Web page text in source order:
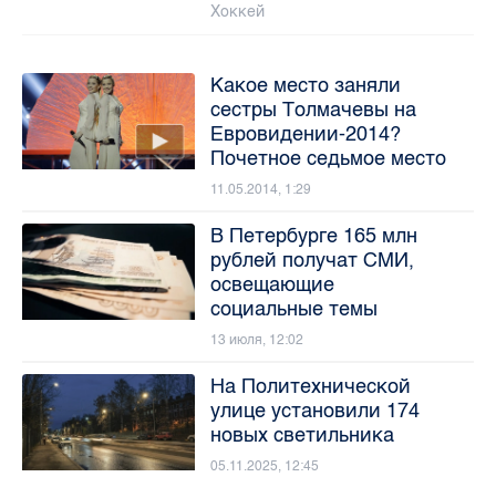
Хоккей
Какое место заняли
сестры Толмачевы на
Евровидении-2014?
Почетное седьмое место
11.05.2014, 1:29
В Петербурге 165 млн
рублей получат СМИ,
освещающие
социальные темы
13 июля, 12:02
На Политехнической
улице установили 174
новых светильника
05.11.2025, 12:45